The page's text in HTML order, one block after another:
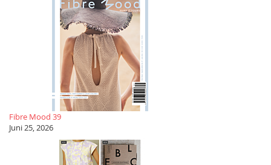
Fibre Mood 39
Juni 25, 2026